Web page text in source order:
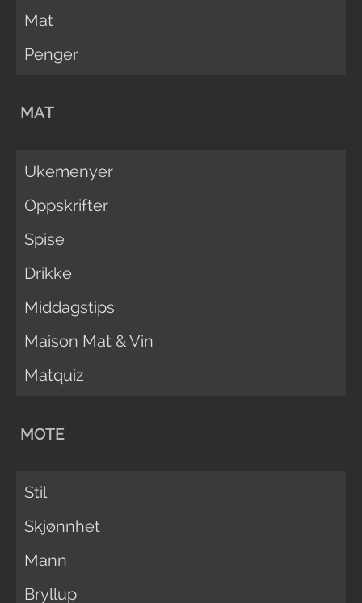
Mat
Penger
MAT
Ukemenyer
Oppskrifter
Spise
Drikke
Middagstips
Maison Mat & Vin
Matquiz
MOTE
Stil
Skjønnhet
Mann
Bryllup